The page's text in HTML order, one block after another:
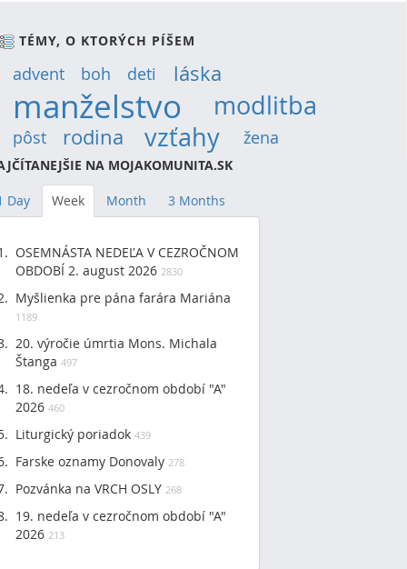
TÉMY, O KTORÝCH PÍŠEM
advent (9)boh (9)deti (12)láska
manželstvo (30)
modlitba
pôst (12)rodina (15)
vzťahy(22)žena
NA MOJAKOMUNITA.SK
Day Week Month 3 Months
OSEMNÁSTA NEDEĽA V CEZROČNOM
OBDOBÍ 2. august 2026 2830
Myšlienka pre pána farára Mariána
1189
20. výročie úmrtia Mons. Michala
Štanga 497
18. nedeľa v cezročnom období "A"
2026 460
Liturgický poriadok 439
Farske oznamy Donovaly 278
Pozvánka na VRCH OSLY 268
19. nedeľa v cezročnom období "A"
2026 213